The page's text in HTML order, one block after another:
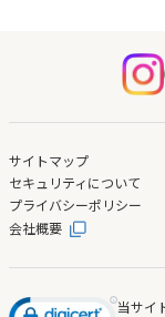
サイトマップ
セキュリティについて
プライバシーポリシー
会社概要
当サイ